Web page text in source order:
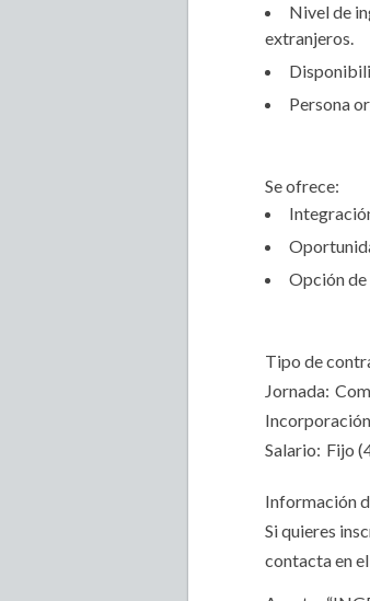
Nivel de
extranjeros.
Persona
Se ofrece:
Opción de
Tipo de
Jornada:
Salario: Fijo
Información
Si quieres
contacta en